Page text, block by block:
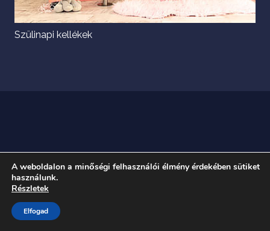
Szülinapi kellékek
A weboldalon a minőségi felhasználói élmény érdekében sütiket
használunk.
Részletek
Elfogad